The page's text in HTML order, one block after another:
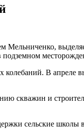
колебаний. В
и
сельские школы